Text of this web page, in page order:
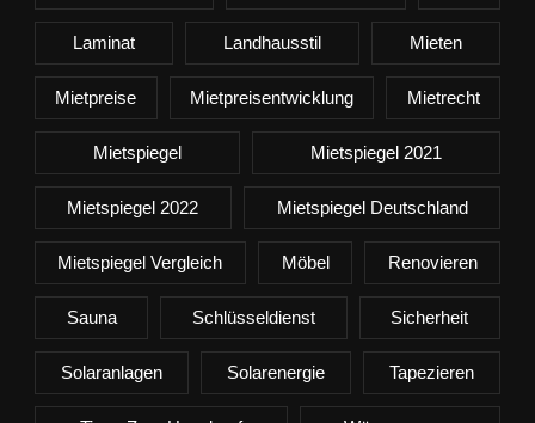
Laminat Landhausstil Mieten
Mietpreise Mietpreisentwicklung Mietrecht
Mietspiegel Mietspiegel 2021
Mietspiegel 2022 Mietspiegel Deutschland
Mietspiegel Vergleich Möbel Renovieren
Sauna Schlüsseldienst Sicherheit
Solaranlagen Solarenergie Tapezieren